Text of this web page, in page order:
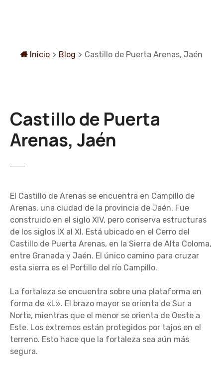
Inicio > Blog > Castillo de Puerta Arenas, Jaén
Castillo de Puerta
Arenas, Jaén
El Castillo de Arenas se encuentra en Campillo de
Arenas, una ciudad de la provincia de Jaén. Fue
construido en el siglo XIV, pero conserva estructuras
de los siglos IX al XI. Está ubicado en el Cerro del
Castillo de Puerta Arenas, en la Sierra de Alta Coloma,
entre Granada y Jaén. El único camino para cruzar
esta sierra es el Portillo del río Campillo.
La fortaleza se encuentra sobre una plataforma en
forma de «L». El brazo mayor se orienta de Sur a
Norte, mientras que el menor se orienta de Oeste a
Este. Los extremos están protegidos por tajos en el
terreno. Esto hace que la fortaleza sea aún más
segura.